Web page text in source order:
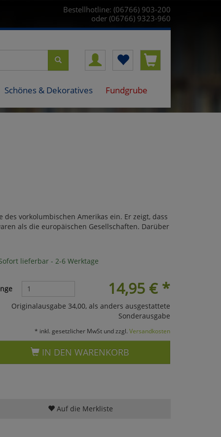
Bestellhotline: (06766) 903-200
oder (06766) 9323-960
Schönes & Dekoratives Fundgrube
vorkolumbischen Amerikas ein. Er zeigt, dass
als die europäischen Gesellschaften. Darüber
lieferbar - 2-6 Werktage
14,95 €*
Originalausgabe 34,00, als anders ausgestattete
Sonderausgabe
* inkl. gesetzlicher MwSt und zzgl. Versandkosten
IN DEN WARENKORB
Auf die Merkliste